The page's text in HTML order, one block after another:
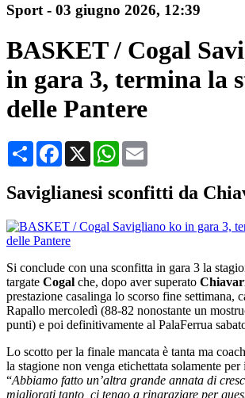
Sport - 03 giugno 2026, 12:39
BASKET / Cogal
in gara 3, termina la
delle Pantere
CondividiFacebook
X WhatsApp
Saviglianesi sconfitti da
Si conclude con una sconfitta in gara 3 la
targate Cogal che, dopo aver superato
prestazione casalinga lo scorso fine settimana,
Rapallo mercoledì (88-82 nonostante un
punti) e poi definitivamente al PalaFerrua
Lo scotto per la finale mancata è tanta ma
la stagione non venga etichettata solamente
“Abbiamo fatto un’altra grande annata di
migliorati tanto, ci tengo a ringraziare per